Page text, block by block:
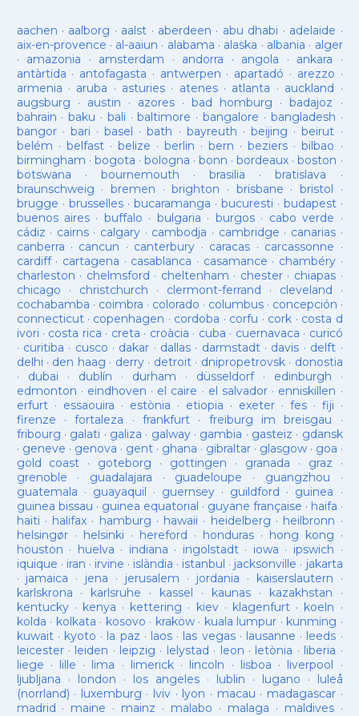
aachen · aalborg · aalst · aberdeen · abu dhabi · adelaide ·
aix-en-provence · al-aaiun · alabama · alaska · albania · alger
· amazonia · amsterdam · andorra · angola · ankara ·
antàrtida · antofagasta · antwerpen · apartadó · arezzo ·
armenia · aruba · asturies· atenes· atlanta · auckland ·
augsburg · austin · azores·bad homburg ·badajoz ·
bahrain ·baku · bali ·baltimore ·bangalore · bangladesh ·
bangor· bari ·basel ·bath · bayreuth ·beijing ·beirut ·
belém · belfast· belize · berlin ·bern ·beziers ·bilbao ·
birmingham · bogota · bologna ·bonn ·bordeaux ·boston ·
botswana · bournemouth ·brasilia ·bratislava ·
braunschweig · bremen ·brighton · brisbane · bristol ·
brugge · brusselles· bucaramanga · bucuresti · budapest·
buenos aires· buffalo · bulgaria · burgos· cabo verde ·
cádiz · cairns· calgary · cambodja · cambridge · canarias·
canberra · cancun · canterbury · caracas · carcassonne ·
cardiff· cartagena · casablanca · casamance · chambéry·
charleston · chelmsford · cheltenham · chester· chiapas ·
chicago · christchurch · clermont-ferrand · cleveland ·
cochabamba · coimbra · colorado · columbus· concepción ·
connecticut· copenhagen · cordoba · corfu · cork · costa d
ivori · costa rica · creta · croàcia · cuba · cuernavaca · curicó
· curitiba · cusco · dakar · dallas · darmstadt· davis · delft ·
delhi · den haag · derry· detroit· dnipropetrovsk· donostia
· dubai · dublín · durham · düsseldorf· edinburgh ·
edmonton · eindhoven · el caire · el salvador · enniskillen ·
erfurt· essaouira · estònia · etiopia · exeter· fes· fiji ·
firenze ·fortaleza · frankfurt· freiburg im breisgau ·
fribourg · galati · galiza · galway· gambia · gasteiz · gdansk
· geneve · genova · gent· ghana · gibraltar· glasgow· goa ·
gold coast · goteborg · gottingen · granada · graz ·
grenoble · guadalajara · guadeloupe · guangzhou ·
guatemala · guayaquil · guernsey· guildford · guinea ·
guinea bissau · guinea equatorial · guyane française · haifa ·
haiti · halifax · hamburg · hawaii · heidelberg · heilbronn ·
helsingør· helsinki · hereford · honduras· hong kong ·
houston · huelva · indiana · ingolstadt· iowa · ipswich ·
iquique · iran · irvine · islàndia · istanbul · jacksonville · jakarta
· jamaica · jena · jerusalem · jordania · kaiserslautern ·
karlskrona · karlsruhe · kassel · kaunas· kazakhstan ·
kentucky· kenya · kettering · kiev· klagenfurt · koeln ·
kolda · kolkata · kosovo · krakow· kuala lumpur · kunming ·
kuwait· kyoto · la paz · laos· las vegas· lausanne · leeds ·
leicester· leiden · leipzig · lelystad · leon · letònia · liberia ·
liege · lille · lima · limerick· lincoln · lisboa · liverpool ·
ljubljana · london · los angeles· lublin · lugano · luleå
(norrland) · luxemburg · lviv · lyon · macau · madagascar·
madrid · maine · mainz · malabo · malaga · maldives·